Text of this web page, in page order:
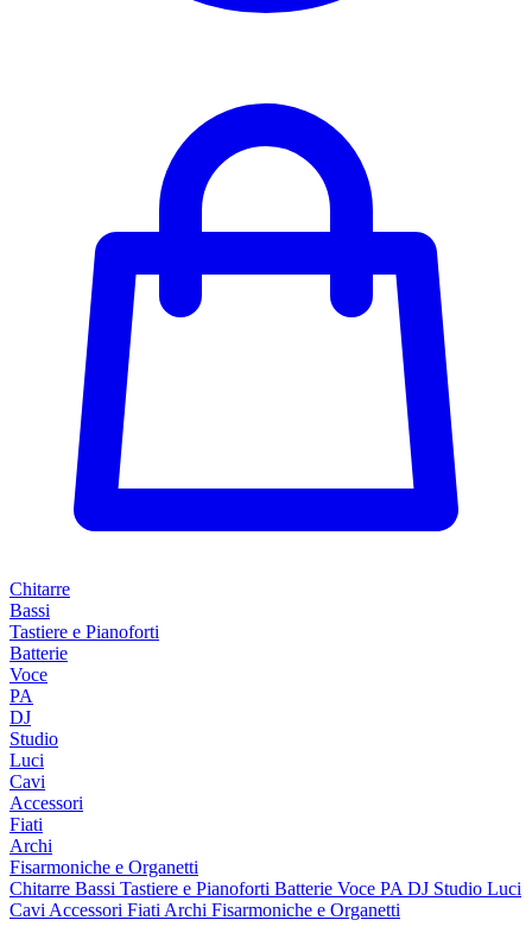
Chitarre
Bassi
Tastiere e Pianoforti
Batterie
Voce
PA
DJ
Studio
Luci
Cavi
Accessori
Fiati
Archi
Fisarmoniche e Organetti
Chitarre Bassi Tastiere e Pianoforti Batterie Voce PA DJ Studio Luci
Cavi Accessori Fiati Archi Fisarmoniche e Organetti